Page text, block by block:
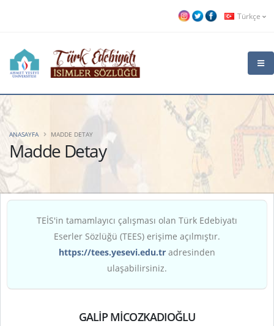
Türkçe
Madde Detay
ANASAYFA MADDE DETAY
TEİS'in tamamlayıcı çalışması olan Türk Edebiyatı
Eserler Sözlüğü (TEES) erişime açılmıştır.
https://tees.yesevi.edu.tr adresinden
ulaşabilirsiniz.
GALİP MİCOZKADIOĞLU